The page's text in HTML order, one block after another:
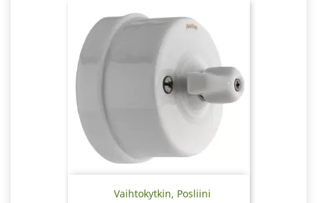
Vaihtokytkin, Posliini